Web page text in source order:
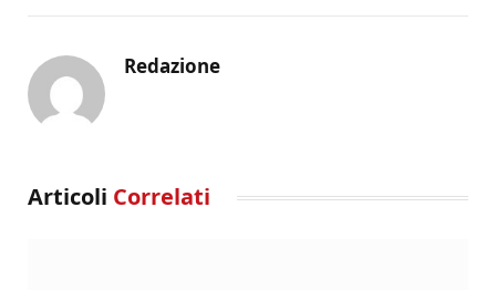
Redazione
Articoli Correlati